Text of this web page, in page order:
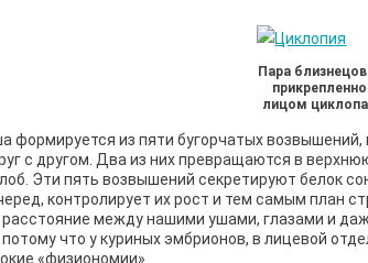
Пара
лицом
формируется из пяти бугорчатых
с другом. Два из них превращаются в
Эти пять возвышений секретируют белок
контролирует их рост и тем самым план
расстояние между нашими ушами, глазами и
что у куриных эмбрионов, в лицевой
«физиономии».